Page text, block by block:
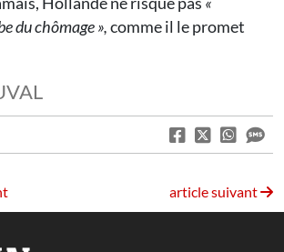
du chômage »,comme il le promet
article suivant